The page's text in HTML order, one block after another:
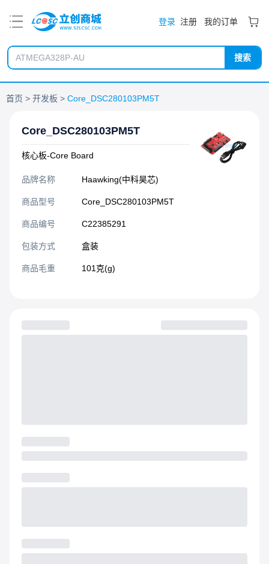
登录 注册 我的订单
搜索
首页 开发板 Core_DSC280103PM5T
Core_DSC280103PM5T
核心板-Core Board
品牌名称 Haawking(中科昊芯)
商品型号 Core_DSC280103PM5T
商品编号 C22385291
包装方式 盒装
商品毛重 101克(g)